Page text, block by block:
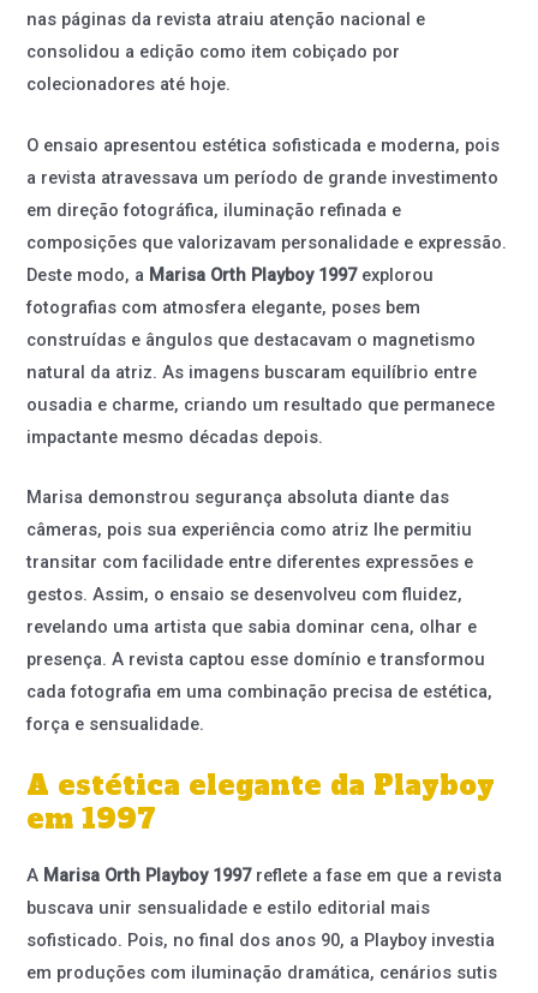
nas páginas da revista atraiu atenção nacional e
consolidou a edição como item cobiçado por
colecionadores até hoje.
O ensaio apresentou estética sofisticada e moderna, pois
a revista atravessava um período de grande investimento
em direção fotográfica, iluminação refinada e
composições que valorizavam personalidade e expressão.
Deste modo, a Marisa Orth Playboy 1997explorou
fotografias com atmosfera elegante, poses bem
construídas e ângulos que destacavam o magnetismo
natural da atriz. As imagens buscaram equilíbrio entre
ousadia e charme, criando um resultado que permanece
impactante mesmo décadas depois.
Marisa demonstrou segurança absoluta diante das
câmeras, pois sua experiência como atriz lhe permitiu
transitar com facilidade entre diferentes expressões e
gestos. Assim, o ensaio se desenvolveu com fluidez,
revelando uma artista que sabia dominar cena, olhar e
presença. A revista captou esse domínio e transformou
cada fotografia em uma combinação precisa de estética,
força e sensualidade.
A estética elegante da Playboy
em 1997
A Marisa Orth Playboy 1997reflete a fase em que a revista
buscava unir sensualidade e estilo editorial mais
sofisticado. Pois, no final dos anos 90, a Playboy investia
em produções com iluminação dramática, cenários sutis